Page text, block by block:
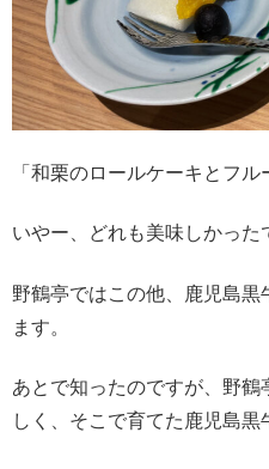
「和栗のロールケーキとフル
いやー、どれも美味しかった
野鶴亭ではこの他、鹿児島
ます。
あとで知ったのですが、野
しく、そこで育てた鹿児島黒